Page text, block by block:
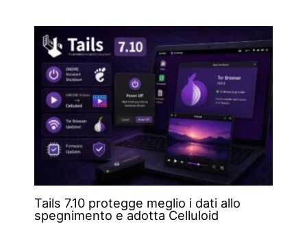
Tails 7.10 protegge meglio i dati allo
spegnimento e adotta Celluloid